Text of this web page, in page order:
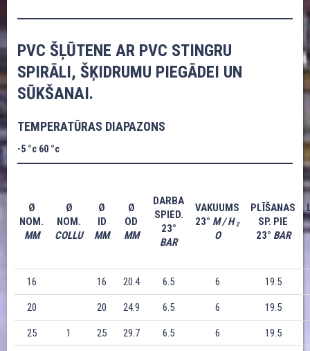
PVC ŠĻŪTENE AR PVC STINGRU
SPIRĀLI, ŠĶIDRUMU PIEGĀDEI UN
SŪKŠANAI.
TEMPERATŪRAS DIAPAZONS
-5 °c 60 °c
Ø
NOM.
MM
Ø
NOM.
COLLU
Ø
ID
MM
Ø
OD
MM
DARBA
SPIED.
23°
BAR
VAKUUMS
23° M / H2
O
PLĪŠANAS
SP. PIE
23° BAR
16 16 20.4 6.5 6 19.5
20 20 24.9 6.5 6 19.5
25 1 25 29.7 6.5 6 19.5